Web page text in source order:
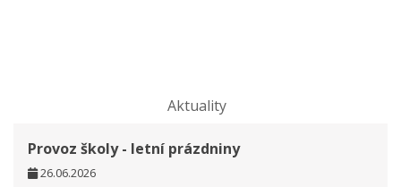
Aktuality
Provoz školy - letní prázdniny
26.06.2026